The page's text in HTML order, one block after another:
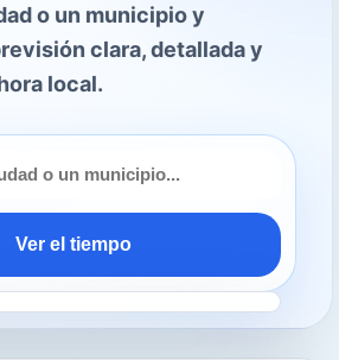
o un municipio y
clara, detallada y
local.
Ver el tiempo